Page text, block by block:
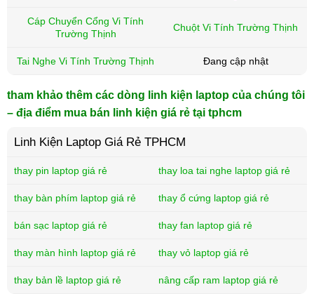
Cáp Chuyển Cổng Vi Tính
Trường Thịnh
Chuột Vi Tính Trường Thịnh
Tai Nghe Vi Tính Trường Thịnh Đang cập nhật
tham khảo thêm các dòng linh kiện laptop của chúng tôi
– địa điểm mua bán linh kiện giá rẻ tại tphcm
Linh Kiện Laptop Giá Rẻ TPHCM
thay pin laptop giá rẻ thay loa tai nghe laptop giá rẻ
thay bàn phím laptop giá rẻ thay ổ cứng laptop giá rẻ
bán sạc laptop giá rẻ thay fan laptop giá rẻ
thay màn hình laptop giá rẻ thay vỏ laptop giá rẻ
thay bản lề laptop giá rẻ nâng cấp ram laptop giá rẻ